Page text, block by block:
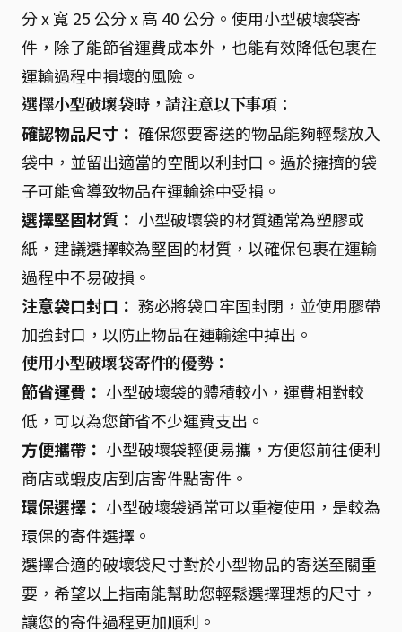
分 x 寬 25 公分 x 高 40 公分。使用小型破壞袋寄
件，除了能節省運費成本外，也能有效降低包裹在
運輸過程中損壞的風險。
選擇小型破壞袋時，請注意以下事項：
確認物品尺寸： 確保您要寄送的物品能夠輕鬆放入
袋中，並留出適當的空間以利封口。過於擁擠的袋
子可能會導致物品在運輸途中受損。
選擇堅固材質： 小型破壞袋的材質通常為塑膠或
紙，建議選擇較為堅固的材質，以確保包裹在運輸
過程中不易破損。
注意袋口封口： 務必將袋口牢固封閉，並使用膠帶
加強封口，以防止物品在運輸途中掉出。
使用小型破壞袋寄件的優勢：
節省運費： 小型破壞袋的體積較小，運費相對較
低，可以為您節省不少運費支出。
方便攜帶： 小型破壞袋輕便易攜，方便您前往便利
商店或蝦皮店到店寄件點寄件。
環保選擇： 小型破壞袋通常可以重複使用，是較為
環保的寄件選擇。
選擇合適的破壞袋尺寸對於小型物品的寄送至關重
要，希望以上指南能幫助您輕鬆選擇理想的尺寸，
讓您的寄件過程更加順利。